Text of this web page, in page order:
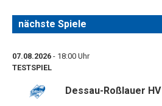
nächste Spiele
07.08.2026 - 18:00 Uhr
TESTSPIEL
Dessau-Roßlauer HV